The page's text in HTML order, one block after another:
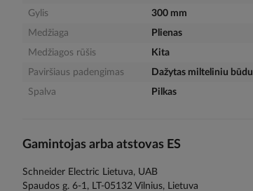
Gylis
300 mm
Medžiaga
Plienas
Medžiagos rūšis
Kita
Paviršiaus padengimas
Dažytas milteliniu būdu
Spalva
Pilkas
Gamintojas arba atstovas ES
Schneider Electric Lietuva, UAB
Spaudos g. 6-1, LT-05132 Vilnius, Lietuva